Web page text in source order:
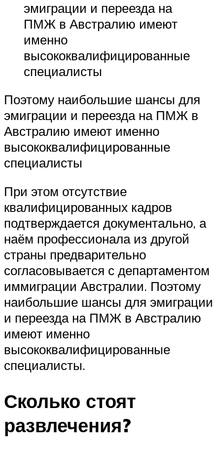
эмиграции и переезда на
ПМЖ в Австралию имеют
именно
высококвалифицированные
специалисты
Поэтому наибольшие шансы для
эмиграции и переезда на ПМЖ в
Австралию имеют именно
высококвалифицированные
специалисты
При этом отсутствие
квалифицированных кадров
подтверждается документально, а
наём профессионала из другой
страны предварительно
согласовывается с департаментом
иммиграции Австралии. Поэтому
наибольшие шансы для эмиграции
и переезда на ПМЖ в Австралию
имеют именно
высококвалифицированные
специалисты.
Сколько стоят
развлечения?